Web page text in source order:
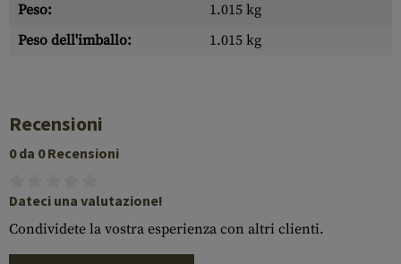
Peso:
1.015 kg
Peso dell'imballo:
1.015 kg
Recensioni
0 da 0 Recensioni
Dateci una valutazione!
Condividete la vostra esperienza con altri clienti.